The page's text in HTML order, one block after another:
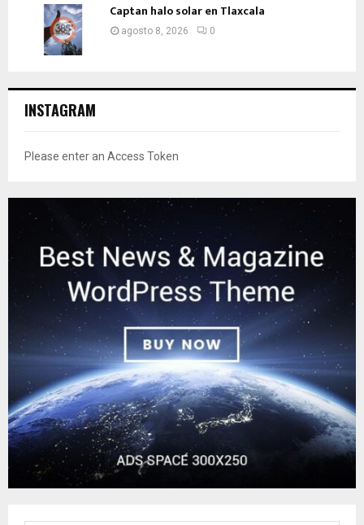
Captan halo solar en Tlaxcala
agosto 8, 2026 0
INSTAGRAM
Please enter an Access Token